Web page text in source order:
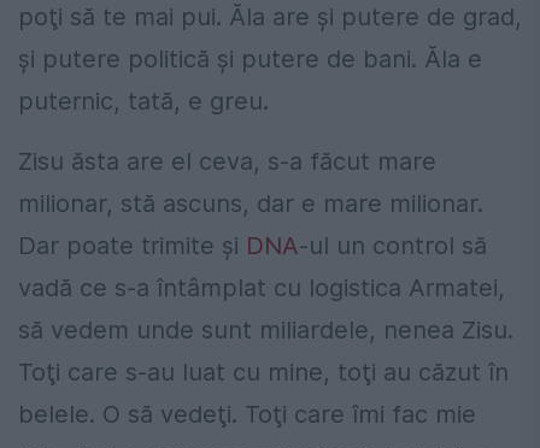
poţi să te mai pui. Ăla are şi putere de grad,
şi putere politică şi putere de bani. Ăla e
puternic, tată, e greu.
Zisu ăsta are el ceva, s-a făcut mare
milionar, stă ascuns, dar e mare milionar.
Dar poate trimite şi DNA-ul un control să
vadă ce s-a întâmplat cu logistica Armatei,
să vedem unde sunt miliardele, nenea Zisu.
Toţi care s-au luat cu mine, toţi au căzut în
belele. O să vedeţi. Toţi care îmi fac mie